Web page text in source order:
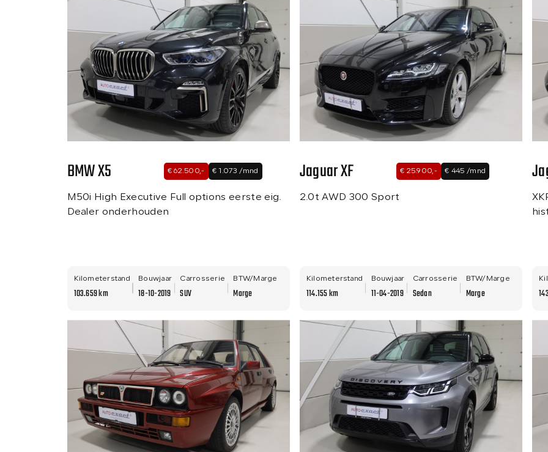
BMW X5 € 62.500,- € 1.073 /mnd
M50i High Executive Full options eerste eig.
Dealer onderhouden
Kilometerstand
103.659 km
Bouwjaar
18-10-2019
Carrosserie
SUV
BTW/Marge
Marge
Jaguar XF € 25.900,- € 445 /mnd
2.0t AWD 300 Sport
Kilometerstand
114.155 km
Bouwjaar
11-04-2019
Carrosserie
Sedan
BTW/Marge
Marge